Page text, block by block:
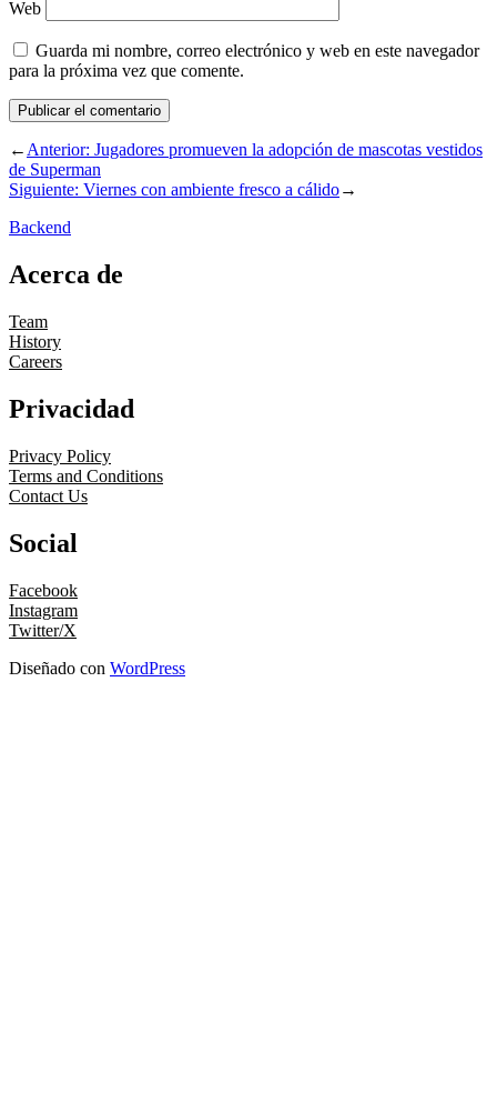
Web
Guarda mi nombre, correo electrónico y web en este navegador
para la próxima vez que comente.
← Anterior: Jugadores promueven la adopción de mascotas vestidos
de Superman
Siguiente: Viernes con ambiente fresco a cálido→
Backend
Acerca de
Team
History
Careers
Privacidad
Privacy Policy
Terms and Conditions
Contact Us
Social
Facebook
Instagram
Twitter/X
Diseñado con WordPress